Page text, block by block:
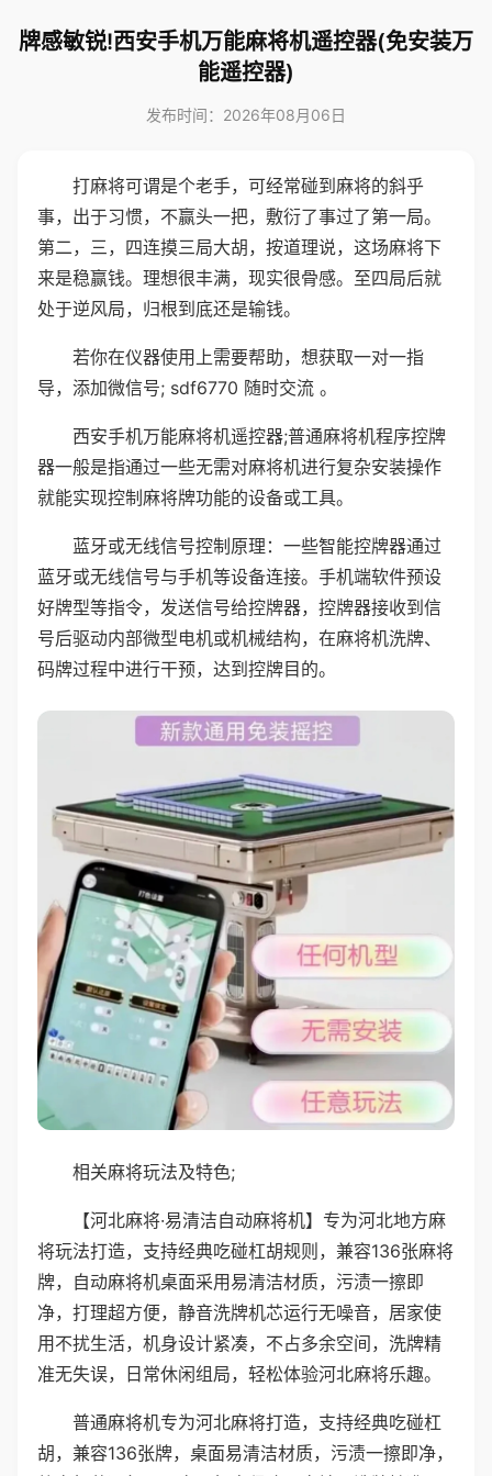
牌感敏锐!西安手机万能麻将机遥控器(免安装万
能遥控器)
发布时间：2026年08月06日
打麻将可谓是个老手，可经常碰到麻将的斜乎
事，出于习惯，不赢头一把，敷衍了事过了第一局。
第二，三，四连摸三局大胡，按道理说，这场麻将下
来是稳赢钱。理想很丰满，现实很骨感。至四局后就
处于逆风局，归根到底还是输钱。
若你在仪器使用上需要帮助，想获取一对一指
导，添加微信号; sdf6770 随时交流 。
西安手机万能麻将机遥控器;普通麻将机程序控牌
器一般是指通过一些无需对麻将机进行复杂安装操作
就能实现控制麻将牌功能的设备或工具。
蓝牙或无线信号控制原理：一些智能控牌器通过
蓝牙或无线信号与手机等设备连接。手机端软件预设
好牌型等指令，发送信号给控牌器，控牌器接收到信
号后驱动内部微型电机或机械结构，在麻将机洗牌、
码牌过程中进行干预，达到控牌目的。
相关麻将玩法及特色;
【河北麻将·易清洁自动麻将机】专为河北地方麻
将玩法打造，支持经典吃碰杠胡规则，兼容136张麻将
牌，自动麻将机桌面采用易清洁材质，污渍一擦即
净，打理超方便，静音洗牌机芯运行无噪音，居家使
用不扰生活，机身设计紧凑，不占多余空间，洗牌精
准无失误，日常休闲组局，轻松体验河北麻将乐趣。
普通麻将机专为河北麻将打造，支持经典吃碰杠
胡，兼容136张牌，桌面易清洁材质，污渍一擦即净，